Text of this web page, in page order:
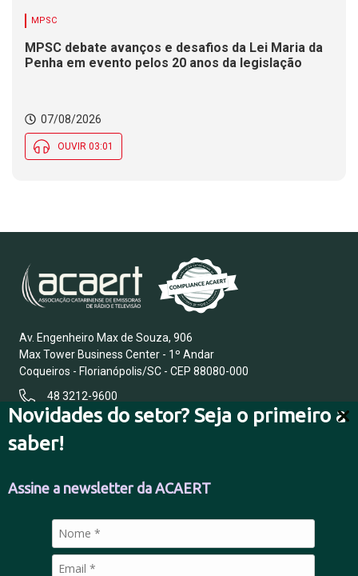
Novidades do setor? Seja o primeiro a
saber!
Assine a newsletter da ACAERT
MPSC
MPSC debate avanços e desafios da Lei Maria da
Penha em evento pelos 20 anos da legislação
07/08/2026
OUVIR 03:01
Av. Engenheiro Max de Souza, 906
Max Tower Business Center - 1º Andar
Coqueiros - Florianópolis/SC - CEP 88080-000
48 3212-9600
FALE CONOSCO
POLÍTICA DE PRIVACIDADE